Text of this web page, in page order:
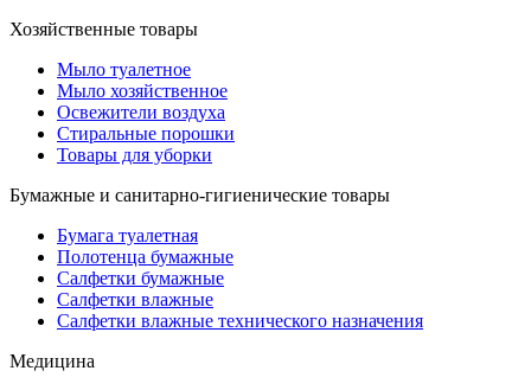
Хозяйственные товары
Мыло туалетное
Мыло хозяйственное
Освежители воздуха
Стиральные порошки
Товары для уборки
Бумажные и санитарно-гигиенические товары
Бумага туалетная
Полотенца бумажные
Салфетки бумажные
Салфетки влажные
Салфетки влажные технического назначения
Медицина